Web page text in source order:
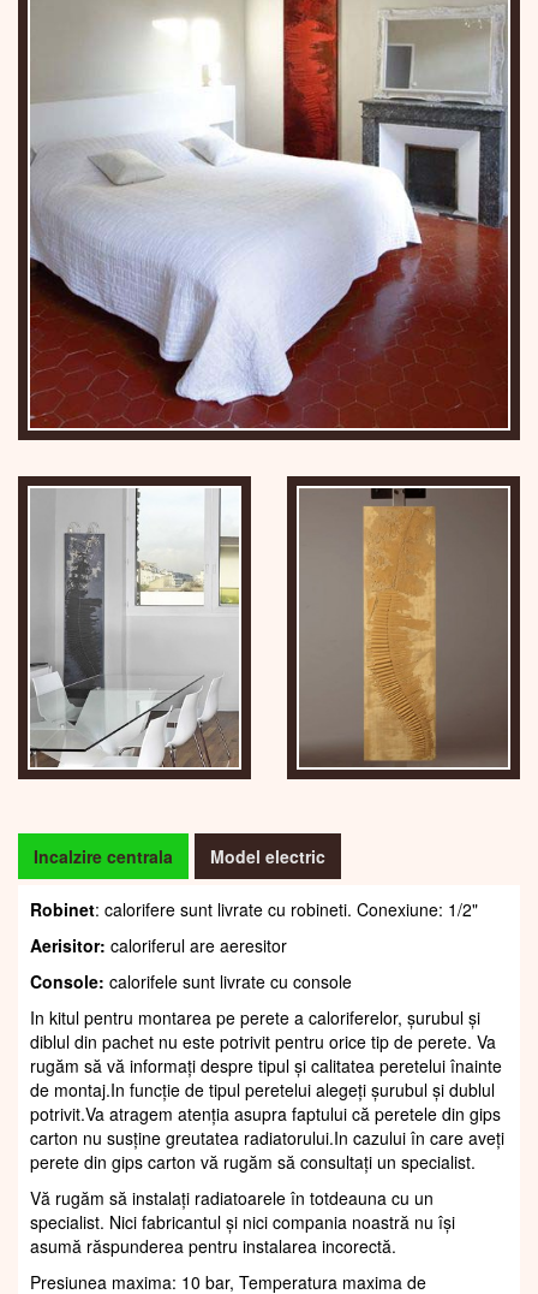
Incalzire centrala Model electric
Robinet: calorifere sunt livrate cu robineti. Conexiune: 1/2"
Aerisitor: caloriferul are aeresitor
Console: calorifele sunt livrate cu console
In kitul pentru montarea pe perete a caloriferelor, șurubul și
diblul din pachet nu este potrivit pentru orice tip de perete. Va
rugăm să vă informați despre tipul și calitatea peretelui înainte
de montaj.In funcție de tipul peretelui alegeți șurubul și dublul
potrivit.Va atragem atenția asupra faptului că peretele din gips
carton nu susține greutatea radiatorului.In cazului în care aveți
perete din gips carton vă rugăm să consultați un specialist.
Vă rugăm să instalați radiatoarele în totdeauna cu un
specialist. Nici fabricantul și nici compania noastră nu își
asumă răspunderea pentru instalarea incorectă.
Presiunea maxima: 10 bar, Temperatura maxima de